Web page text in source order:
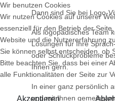
Dann sind Sie bei Logo-
Als logopädisches Team
Lösungen für Ihre
oder Schluckprobleme
Ihnen gern.
In einer ganz persönlich
und mit Ihnen
Wir benutzen Cookies
Wir nutzen Cookies auf unserer
essenziell für den Betrieb der
Website und die Nutzererfahrung
Sie können selbst entscheiden, ob
Bitte beachten Sie, dass bei einer
alle Funktionalitäten der Seite zur
Akzeptieren